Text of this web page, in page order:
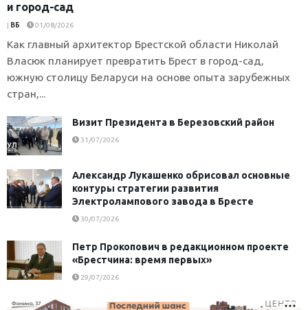
и город-сад
| ВБ 01/08/2026
Как главный архитектор Брестской области Николай
Власюк планирует превратить Брест в город-сад,
южную столицу Беларуси на основе опыта зарубежных
стран,...
Визит Президента в Березовский район
31/07/2026
Александр Лукашенко обрисовал основные
контуры стратегии развития
Электролампового завода в Бресте
30/07/2026
Петр Прокопович в редакционном проекте
«Брестчина: время первых»
29/07/2026